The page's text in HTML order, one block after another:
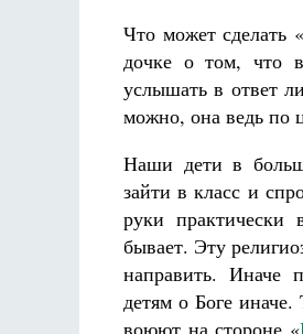
Что может сделать
дочке о том, что
услышать в ответ
можно, она ведь по
Наши дети в
зайти в класс и
руки практически
бывает. Эту
направить. Иначе
детям о Боге
воюют на стороне «